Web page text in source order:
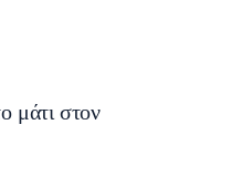
μάτι στον